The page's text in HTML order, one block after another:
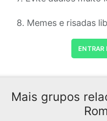
8. Memes e risadas
ENTRAR
Mais grupos